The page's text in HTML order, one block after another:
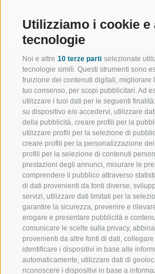
Utilizziamo i cookie e
tecnologie
Noi e altre 10 terze parti selezionate
tecnologie simili. Questi strumenti sono
fruizione dei contenuti digitali, migliorare
tuo consenso, per scopi pubblicitari. Ad
utilizzare i tuoi dati per le seguenti
su dispositivo e/o accedervi, utilizzare
della pubblicità, creare profili per la
utilizzare profili per la selezione di
creare profili per la personalizzazione
profili per la selezione di contenuti
prestazioni degli annunci, misurare le
comprendere il pubblico attraverso
di dati provenienti da fonti diverse,
servizi, utilizzare dati limitati per la
garantire la sicurezza, prevenire e
erogare e presentare pubblicità e
comunicare le scelte sulla privacy,
provenienti da altre fonti di dati, collegare
identificare i dispositivi in base alle
automaticamente, utilizzare dati di
riconoscere i dispositivi in base a
BENVENUTI NELLA
TURISTICA DI RACINES
VAL GIOVO
VAL RACINES
VAL RIDANNA
IMPIANTI DI RISALITA
SCUOLA DI SCI RACINES